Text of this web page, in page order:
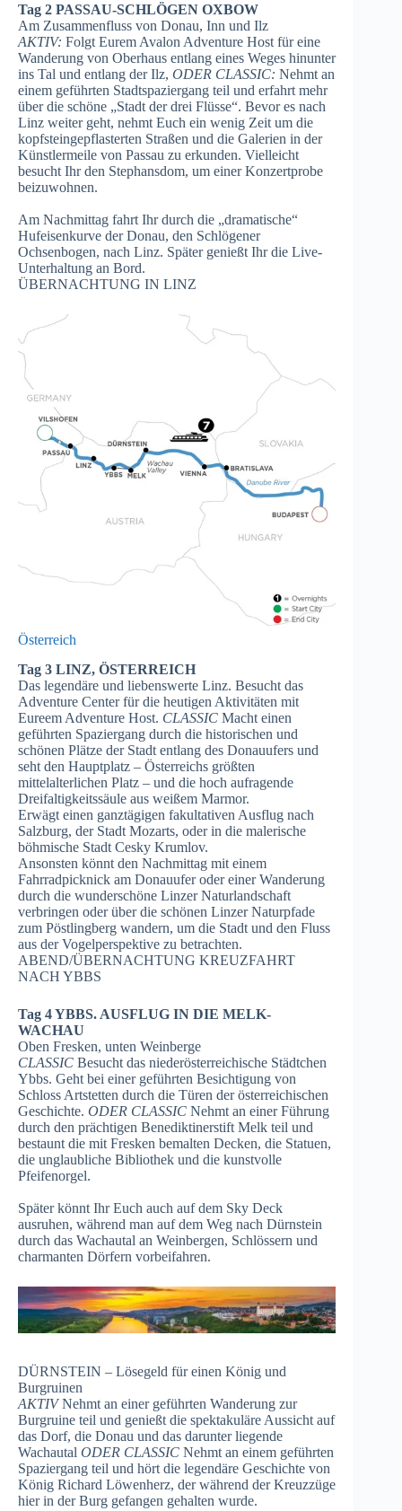
Tag 2 PASSAU-SCHLÖGEN OXBOW
Am Zusammenfluss von Donau, Inn und Ilz
AKTIV: Folgt Eurem Avalon Adventure Host für eine
Wanderung von Oberhaus entlang eines Weges hinunter
ins Tal und entlang der Ilz, ODER CLASSIC: Nehmt an
einem geführten Stadtspaziergang teil und erfahrt mehr
über die schöne „Stadt der drei Flüsse“. Bevor es nach
Linz weiter geht, nehmt Euch ein wenig Zeit um die
kopfsteingepflasterten Straßen und die Galerien in der
Künstlermeile von Passau zu erkunden. Vielleicht
besucht Ihr den Stephansdom, um einer Konzertprobe
beizuwohnen.
Am Nachmittag fahrt Ihr durch die „dramatische“
Hufeisenkurve der Donau, den Schlögener
Ochsenbogen, nach Linz. Später genießt Ihr die Live-
Unterhaltung an Bord.
ÜBERNACHTUNG IN LINZ
Österreich
Tag 3 LINZ, ÖSTERREICH
Das legendäre und liebenswerte Linz. Besucht das
Adventure Center für die heutigen Aktivitäten mit
Eureem Adventure Host. CLASSIC Macht einen
geführten Spaziergang durch die historischen und
schönen Plätze der Stadt entlang des Donauufers und
seht den Hauptplatz – Österreichs größten
mittelalterlichen Platz – und die hoch aufragende
Dreifaltigkeitssäule aus weißem Marmor.
Erwägt einen ganztägigen fakultativen Ausflug nach
Salzburg, der Stadt Mozarts, oder in die malerische
böhmische Stadt Cesky Krumlov.
Ansonsten könnt den Nachmittag mit einem
Fahrradpicknick am Donauufer oder einer Wanderung
durch die wunderschöne Linzer Naturlandschaft
verbringen oder über die schönen Linzer Naturpfade
zum Pöstlingberg wandern, um die Stadt und den Fluss
aus der Vogelperspektive zu betrachten.
ABEND/ÜBERNACHTUNG KREUZFAHRT
NACH YBBS
Tag 4 YBBS. AUSFLUG IN DIE MELK-
WACHAU
Oben Fresken, unten Weinberge
CLASSIC Besucht das niederösterreichische Städtchen
Ybbs. Geht bei einer geführten Besichtigung von
Schloss Artstetten durch die Türen der österreichischen
Geschichte. ODER CLASSIC Nehmt an einer Führung
durch den prächtigen Benediktinerstift Melk teil und
bestaunt die mit Fresken bemalten Decken, die Statuen,
die unglaubliche Bibliothek und die kunstvolle
Pfeifenorgel.
Später könnt Ihr Euch auch auf dem Sky Deck
ausruhen, während man auf dem Weg nach Dürnstein
durch das Wachautal an Weinbergen, Schlössern und
charmanten Dörfern vorbeifahren.
DÜRNSTEIN – Lösegeld für einen König und
Burgruinen
AKTIVNehmt an einer geführten Wanderung zur
Burgruine teil und genießt die spektakuläre Aussicht auf
das Dorf, die Donau und das darunter liegende
Wachautal ODER CLASSIC Nehmt an einem geführten
Spaziergang teil und hört die legendäre Geschichte von
König Richard Löwenherz, der während der Kreuzzüge
hier in der Burg gefangen gehalten wurde.